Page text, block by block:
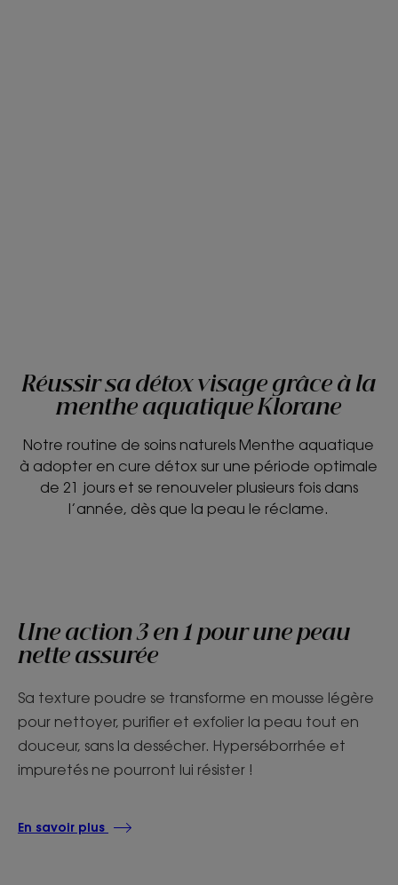
Réussir sa détox visage grâce à la
menthe aquatique Klorane
Notre routine de soins naturels Menthe aquatique
à adopter en cure détox sur une période optimale
de 21 jours et se renouveler plusieurs fois dans
l’année, dès que la peau le réclame.
Une action 3 en 1 pour une peau
nette assurée
Sa texture poudre se transforme en mousse légère
pour nettoyer, purifier et exfolier la peau tout en
douceur, sans la dessécher. Hyperséborrhée et
impuretés ne pourront lui résister !
En savoir plus